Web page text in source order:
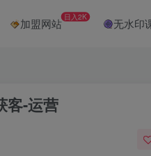
加盟网站 日入2K 无水印
客-运营